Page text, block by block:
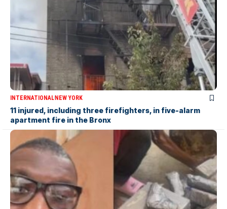
INTERNATIONALNEW YORK
11 injured, including three firefighters, in five-alarm
apartment fire in the Bronx